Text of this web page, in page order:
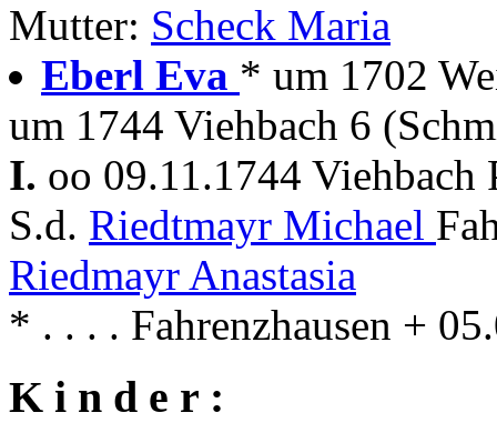
Mutter: Scheck Maria
Eberl Eva * um 1702
um 1744 Viehbach 6
I. oo 09.11.1744
S.d. Riedtmayr Michael
Riedmayr Anastasia
* . . . . Fahrenzhausen +
K i n d e r :